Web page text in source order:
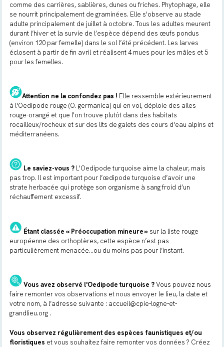
comme des carrières, sablières, dunes ou friches. Phytophage, elle
se nourrit principalement de graminées. Elle s'observe au stade
adulte principalement de juillet à octobre. Tous les adultes meurent
durant l’hiver et la survie de l’espèce dépend des œufs pondus
(environ 120 par femelle) dans le sol l’été précédent. Les larves
éclosent à partir de fin avril et réalisent 4 mues pour les mâles et 5
pour les femelles.
Attention ne la confondez pas ! Elle ressemble extérieurement
à l'Oedipode rouge (O. germanica) qui en vol, déploie des ailes
rouge-orangé et que l'on trouve plutôt dans des habitats
rocailleux/rocheux et sur des lits de galets des cours d'eau alpins et
méditerranéens.
Le saviez-vous ? L'Oedipode turquoise aime la chaleur, mais
pas trop. Il est important pour l’œdipode turquoise d’avoir une
strate herbacée qui protège son organisme à sang froid d’un
réchauffement excessif.
Étant classée « Préoccupation mineure» sur la liste rouge
européenne des orthoptères, cette espèce n’est pas
particulièrement menacée…ou du moins pas pour l’instant.
Vous avez observé l'Oedipode turquoise ?Vous pouvez nous
faire remonter vos observations et nous envoyer le lieu, la date et
votre nom, à l’adresse suivante : accueil@cpie-logne-et-
grandlieu.org.
Vous observez régulièrement des espèces faunistiques et/ou
floristiques et vous souhaitez faire remonter vos données ? Créez